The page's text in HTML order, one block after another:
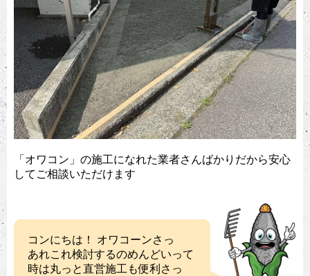
「オワコン」の施工になれた業者さんばかりだから安心
してご相談いただけます
コンにちは！ オワコーンさっ
あれこれ検討するのめんどいって
時は丸っと直営施工も便利さっ